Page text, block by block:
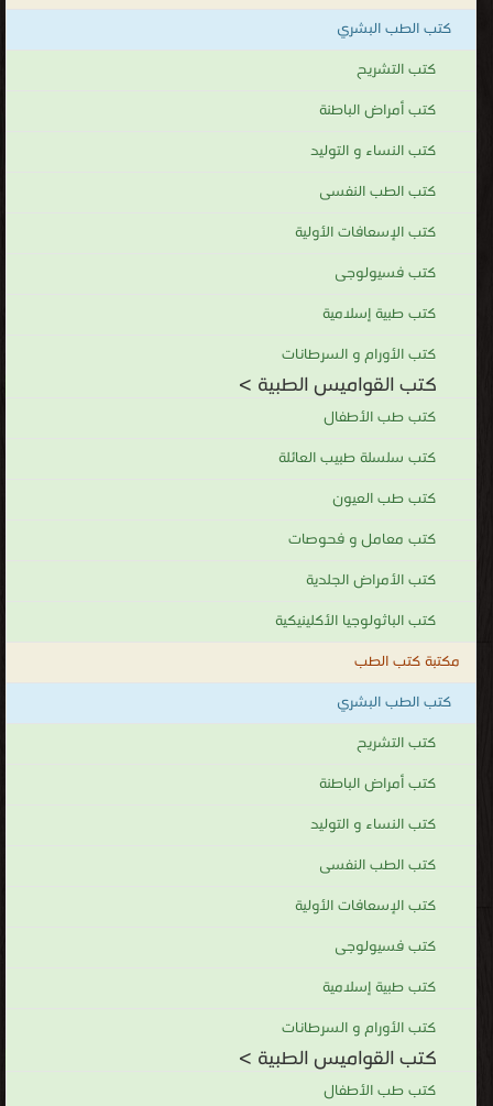
كتب الطب البشري
كتب التشريح
كتب أمراض الباطنة
كتب النساء و التوليد
كتب الطب النفسى
كتب الإسعافات الأولية
كتب فسيولوجى
كتب طبية إسلامية
كتب الأورام و السرطانات
كتب القواميس الطبية >
كتب طب الأطفال
كتب سلسلة طبيب العائلة
كتب طب العيون
كتب معامل و فحوصات
كتب الأمراض الجلدية
كتب الباثولوجيا الأكلينيكية
مكتبة كتب الطب
كتب الطب البشري
كتب التشريح
كتب أمراض الباطنة
كتب النساء و التوليد
كتب الطب النفسى
كتب الإسعافات الأولية
كتب فسيولوجى
كتب طبية إسلامية
كتب الأورام و السرطانات
كتب القواميس الطبية >
كتب طب الأطفال